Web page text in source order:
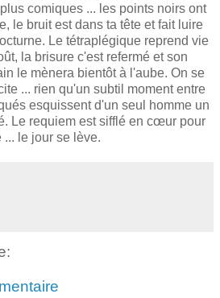
comiques ... les points noirs ont
le bruit est dans ta tête et fait luire
Le tétraplégique reprend vie
la brisure c'est refermé et son
le mènera bientôt à l'aube. On se
... rien qu'un subtil moment entre
esquissent d'un seul homme un
Le requiem est sifflé en cœur pour
le jour se lève.